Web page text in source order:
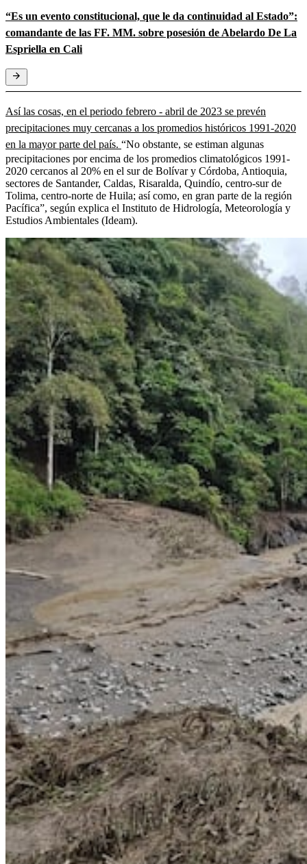
“Es un evento constitucional, que le da continuidad al Estado”:
comandante de las FF. MM. sobre posesión de Abelardo De La
Espriella en Cali
Así las cosas, en el periodo febrero - abril de 2023 se prevén
precipitaciones muy cercanas a los promedios históricos 1991-2020
en la mayor parte del país. “No obstante, se estiman algunas
precipitaciones por encima de los promedios climatológicos 1991-
2020 cercanos al 20% en el sur de Bolívar y Córdoba, Antioquia,
sectores de Santander, Caldas, Risaralda, Quindío, centro-sur de
Tolima, centro-norte de Huila; así como, en gran parte de la región
Pacífica”, según explica el Instituto de Hidrología, Meteorología y
Estudios Ambientales (Ideam).